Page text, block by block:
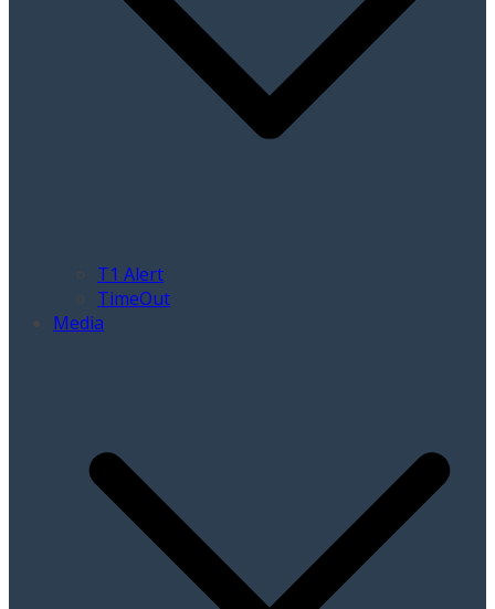
T1 Alert
TimeOut
Media